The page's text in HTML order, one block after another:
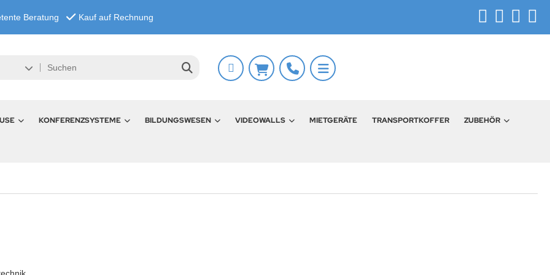
Beratung Kauf auf Rechnung
KONFERENZSYSTEME BILDUNGSWESEN VIDEOWALLS MIETGERÄTE TRANSPORTKOFFER ZUBEHÖR